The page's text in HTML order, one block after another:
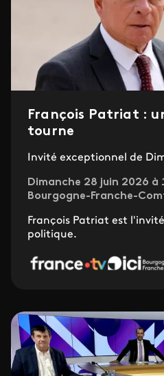
François Patriat :
tourne
Invité exceptionnel de
Dimanche 28 juin 2026 à
Bourgogne-Franche-
François Patriat est
politique.